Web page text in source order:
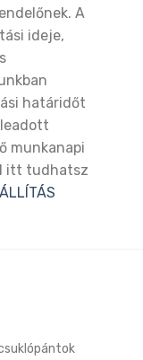
A
ideje,
határidőt
munkanapi
itt tudhatsz